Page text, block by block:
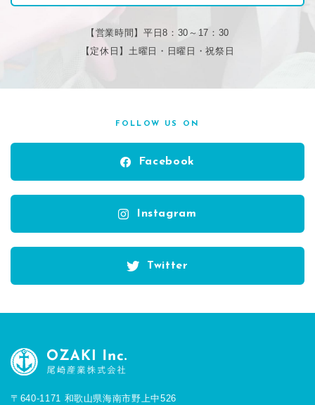
【営業時間】平日8：30～17：30
【定休日】土曜日・日曜日・祝祭日
FOLLOW US ON
Facebook
Instagram
Twitter
〒640-1171 和歌山県海南市野上中526